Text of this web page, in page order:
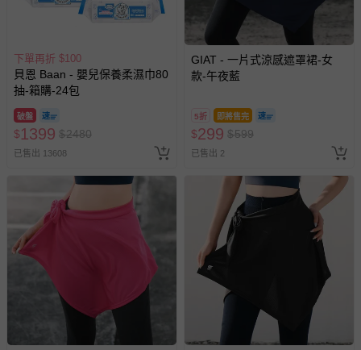
下單再折 $100
貝恩 Baan - 嬰兒保養柔濕巾80
抽-箱購-24包
破盤
$1399 $2480
已售出 13608
GIAT - 一片式涼感遮罩裙-女
款-午夜藍
5折 即將售完
$299 $599
已售出 2